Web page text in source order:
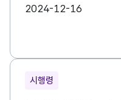
등록일
2024-12-16
시행령